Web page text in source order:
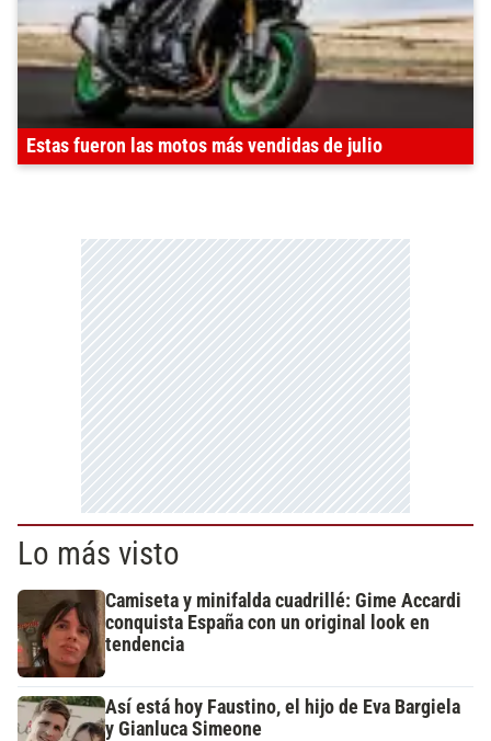
Estas fueron las motos más vendidas de julio
Lo más visto
Camiseta y minifalda cuadrillé: Gime Accardi
conquista España con un original look en
tendencia
Así está hoy Faustino, el hijo de Eva Bargiela
y Gianluca Simeone